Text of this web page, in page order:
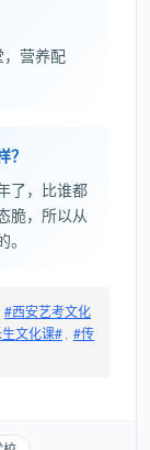
营养配
？
了，比谁都
脆，所以从
#西安艺考文化
文化课# #传